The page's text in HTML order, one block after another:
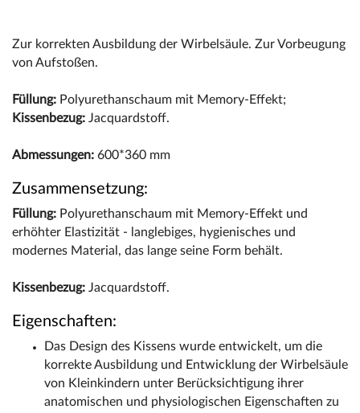
Zur korrekten Ausbildung der Wirbelsäule. Zur Vorbeugung
von Aufstoßen.
Füllung: Polyurethanschaum mit Memory-Effekt;
Kissenbezug: Jacquardstoff.
Abmessungen: 600*360 mm
Zusammensetzung:
Füllung: Polyurethanschaum mit Memory-Effekt und
erhöhter Elastizität - langlebiges, hygienisches und
modernes Material, das lange seine Form behält.
Kissenbezug: Jacquardstoff.
Eigenschaften:
Das Design des Kissens wurde entwickelt, um die
korrekte Ausbildung und Entwicklung der Wirbelsäule
von Kleinkindern unter Berücksichtigung ihrer
anatomischen und physiologischen Eigenschaften zu